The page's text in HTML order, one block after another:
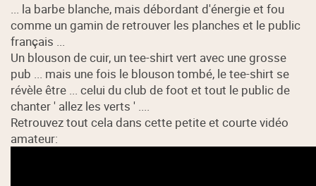
... la barbe blanche, mais débordant d'énergie et fou
comme un gamin de retrouver les planches et le public
français ...
Un blouson de cuir, un tee-shirt vert avec une grosse
pub ... mais une fois le blouson tombé, le tee-shirt se
révèle être ... celui du club de foot et tout le public de
chanter ' allez les verts ' ....
Retrouvez tout cela dans cette petite et courte vidéo
amateur: